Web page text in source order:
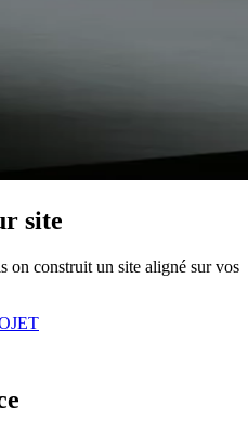
site
on construit un site aligné sur vos